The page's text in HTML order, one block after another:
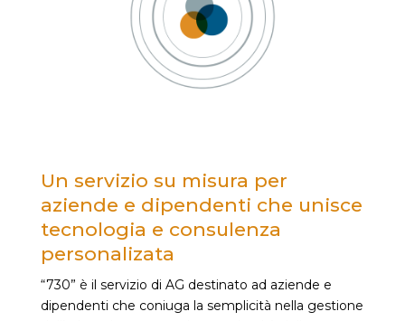
Un servizio su misura per
aziende e dipendenti che unisce
tecnologia e consulenza
personalizata
“730” è il servizio di AG destinato ad aziende e
dipendenti che coniuga la semplicità nella gestione